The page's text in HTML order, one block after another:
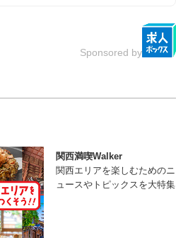
Sponsored by
関西満喫Walker
関西エリアを楽しむためのニ
ュースやトピックスを大特集